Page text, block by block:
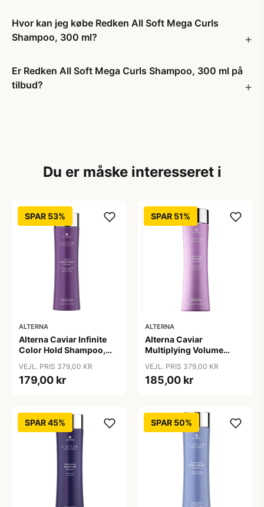
Hvor kan jeg købe Redken All Soft Mega Curls
Shampoo, 300 ml?
Er Redken All Soft Mega Curls Shampoo, 300 ml på
tilbud?
Du er måske interesseret i
SPAR 53%
ALTERNA
Alterna Caviar Infinite
Color Hold Shampoo,
VEJL. PRIS 379,00 KR
179,00 kr
SPAR 51%
ALTERNA
Alterna Caviar
Multiplying Volume
VEJL. PRIS 379,00 KR
185,00 kr
SPAR 45% SPAR 50%